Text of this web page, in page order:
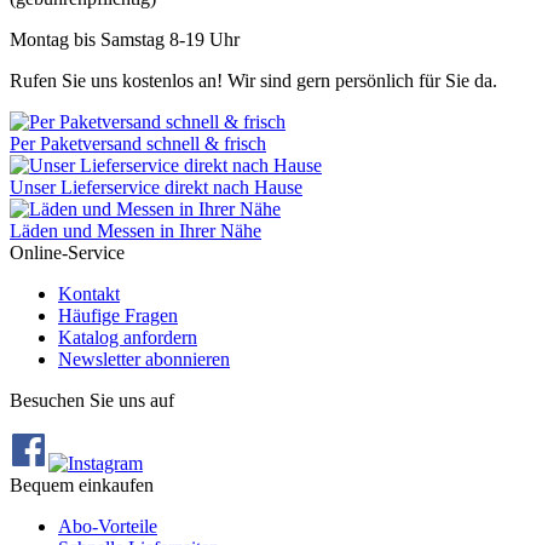
Montag bis Samstag 8-19 Uhr
Rufen Sie uns kostenlos an! Wir sind gern persönlich für Sie da.
Per Paketversand schnell & frisch
Unser Lieferservice direkt nach Hause
Läden und Messen in Ihrer Nähe
Online-Service
Kontakt
Häufige Fragen
Katalog anfordern
Newsletter abonnieren
Besuchen Sie uns auf
Bequem einkaufen
Abo‐Vorteile